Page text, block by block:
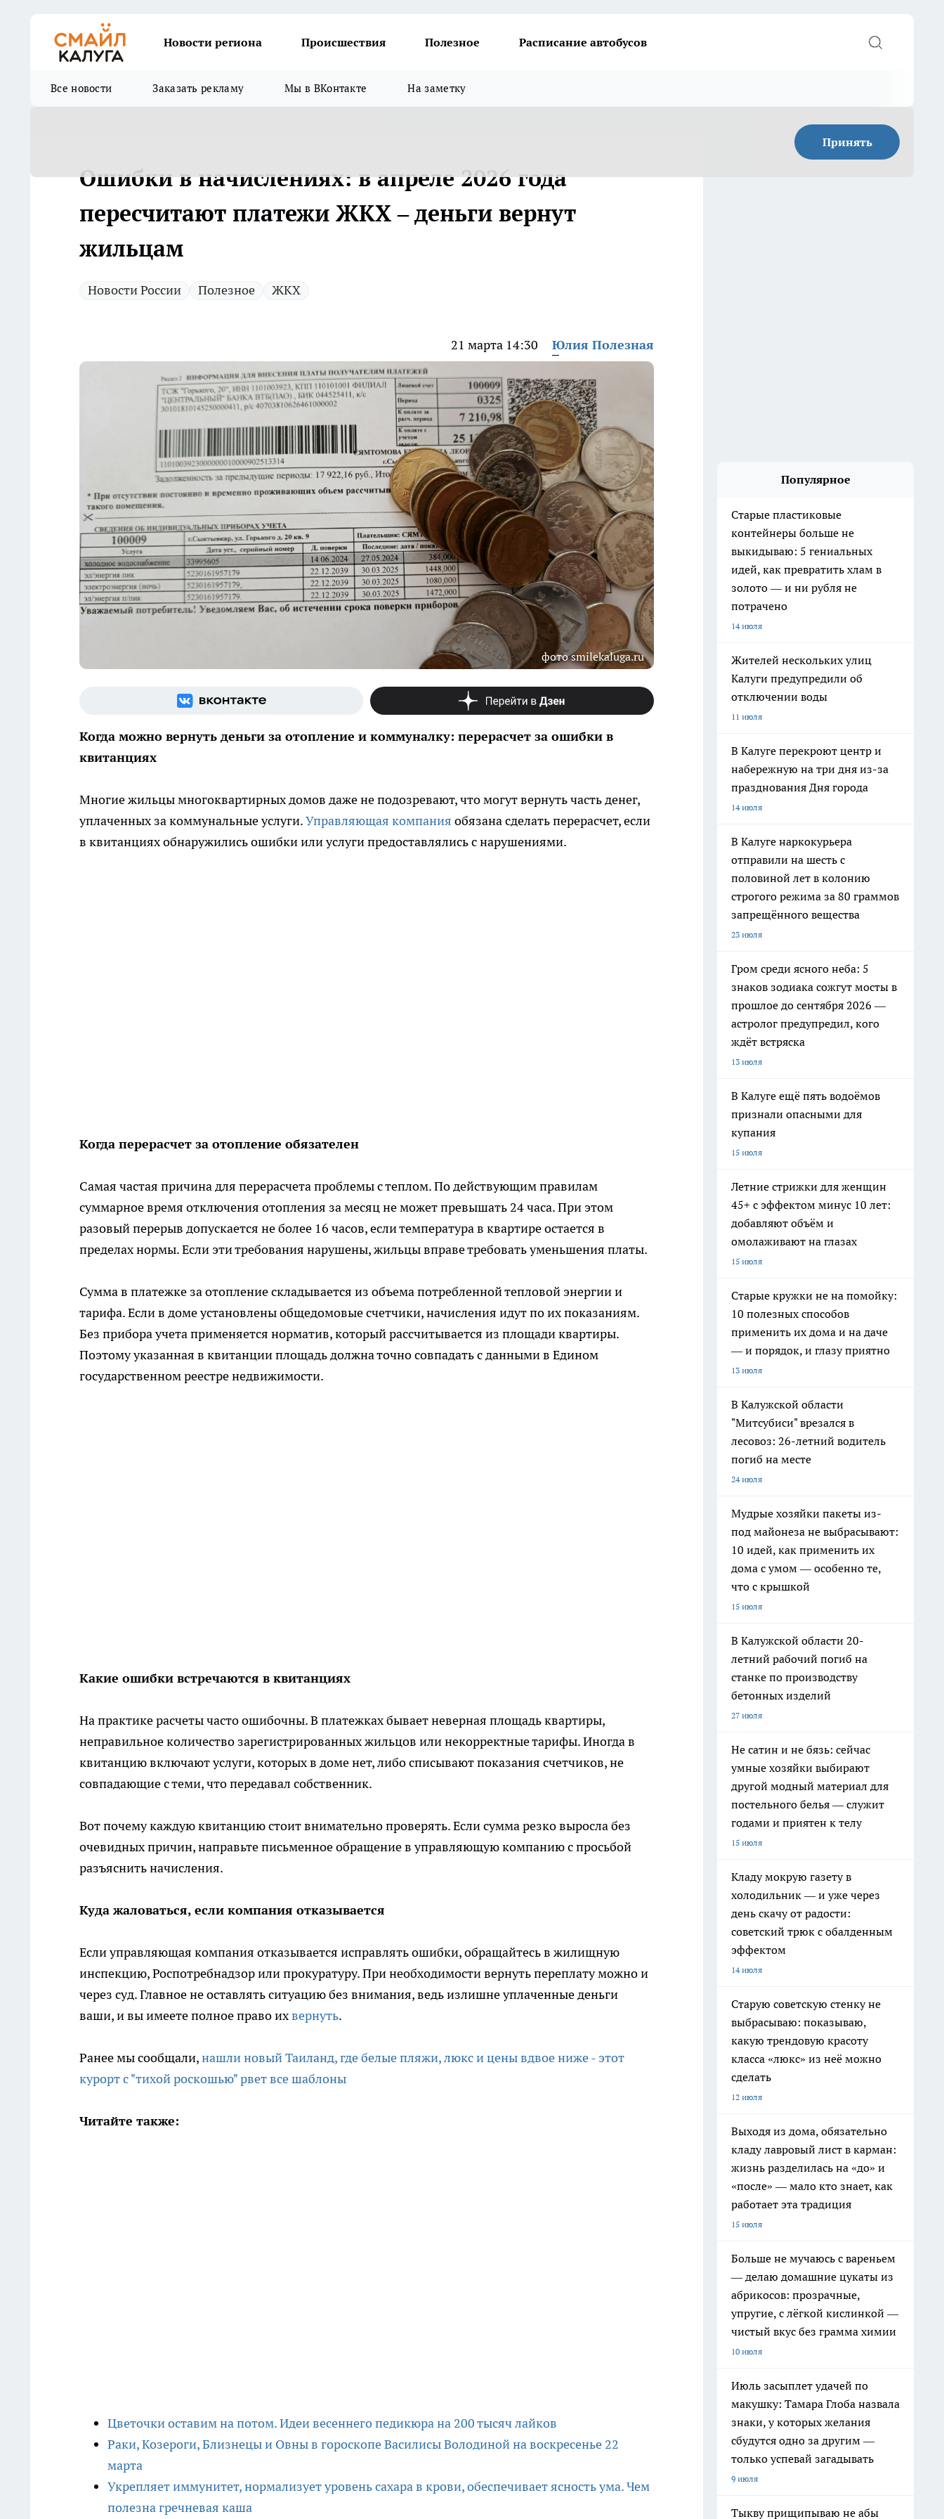
Новости региона Происшествия Полезное Расписание автобусов
Все новости Заказать рекламу Мы в ВКонтакте На заметку
Принять
Ошибки в начислениях: в апреле 2026 года
пересчитают платежи ЖКХ – деньги вернут
жильцам
Новости России Полезное ЖКХ
21 марта 14:30 Юлия Полезная
фото smilekaluga.ru
Когда можно вернуть деньги за отопление и коммуналку: перерасчет за ошибки в
квитанциях
Многие жильцы многоквартирных домов даже не подозревают, что могут вернуть часть денег,
уплаченных за коммунальные услуги.Управляющая компания обязана сделать перерасчет, если
в квитанциях обнаружились ошибки или услуги предоставлялись с нарушениями.
Когда перерасчет за отопление обязателен
Самая частая причина для перерасчета проблемы с теплом. По действующим правилам
суммарное время отключения отопления за месяц не может превышать 24 часа. При этом
разовый перерыв допускается не более 16 часов, если температура в квартире остается в
пределах нормы. Если эти требования нарушены, жильцы вправе требовать уменьшения платы.
Сумма в платежке за отопление складывается из объема потребленной тепловой энергии и
тарифа. Если в доме установлены общедомовые счетчики, начисления идут по их показаниям.
Без прибора учета применяется норматив, который рассчитывается из площади квартиры.
Поэтому указанная в квитанции площадь должна точно совпадать с данными в Едином
государственном реестре недвижимости.
Какие ошибки встречаются в квитанциях
На практике расчеты часто ошибочны. В платежках бывает неверная площадь квартиры,
неправильное количество зарегистрированных жильцов или некорректные тарифы. Иногда в
квитанцию включают услуги, которых в доме нет, либо списывают показания счетчиков, не
совпадающие с теми, что передавал собственник.
Вот почему каждую квитанцию стоит внимательно проверять. Если сумма резко выросла без
очевидных причин, направьте письменное обращение в управляющую компанию с просьбой
разъяснить начисления.
Куда жаловаться, если компания отказывается
Если управляющая компания отказывается исправлять ошибки, обращайтесь в жилищную
инспекцию, Роспотребнадзор или прокуратуру. При необходимости вернуть переплату можно и
через суд. Главное не оставлять ситуацию без внимания, ведь излишне уплаченные деньги
ваши, и вы имеете полное право ихвернуть.
Ранее мы сообщали,нашли новый Таиланд, где белые пляжи, люкс и цены вдвое ниже - этот
курорт с "тихой роскошью" рвет все шаблоны
Читайте также:
Цветочки оставим на потом. Идеи весеннего педикюра на 200 тысяч лайков
Раки, Козероги, Близнецы и Овны в гороскопе Василисы Володиной на воскресенье 22
марта
Укрепляет иммунитет, нормализует уровень сахара в крови, обеспечивает ясность ума. Чем
полезна гречневая каша
Популярное
Старые пластиковые
контейнеры больше не
выкидываю: 5 гениальных
идей, как превратить хлам в
золото — и ни рубля не
потрачено
14 июля
Жителей нескольких улиц
Калуги предупредили об
отключении воды
11 июля
В Калуге перекроют центр и
набережную на три дня из-за
празднования Дня города
14 июля
В Калуге наркокурьера
отправили на шесть с
половиной лет в колонию
строгого режима за 80 граммов
запрещённого вещества
23 июля
Гром среди ясного неба: 5
знаков зодиака сожгут мосты в
прошлое до сентября 2026 —
астролог предупредил, кого
ждёт встряска
13 июля
В Калуге ещё пять водоёмов
признали опасными для
купания
15 июля
Летние стрижки для женщин
45+ с эффектом минус 10 лет:
добавляют объём и
омолаживают на глазах
15 июля
Старые кружки не на помойку:
10 полезных способов
применить их дома и на даче
— и порядок, и глазу приятно
13 июля
В Калужской области
"Митсубиси" врезался в
лесовоз: 26-летний водитель
погиб на месте
24 июля
Мудрые хозяйки пакеты из-
под майонеза не выбрасывают:
10 идей, как применить их
дома с умом — особенно те,
что с крышкой
15 июля
В Калужской области 20-
летний рабочий погиб на
станке по производству
бетонных изделий
27 июля
Не сатин и не бязь: сейчас
умные хозяйки выбирают
другой модный материал для
постельного белья — служит
годами и приятен к телу
15 июля
Кладу мокрую газету в
холодильник — и уже через
день скачу от радости:
советский трюк с обалденным
эффектом
14 июля
Старую советскую стенку не
выбрасываю: показываю,
какую трендовую красоту
класса «люкс» из неё можно
сделать
12 июля
Выходя из дома, обязательно
кладу лавровый лист в карман:
жизнь разделилась на «до» и
«после» — мало кто знает, как
работает эта традиция
15 июля
Больше не мучаюсь с вареньем
— делаю домашние цукаты из
абрикосов: прозрачные,
упругие, с лёгкой кислинкой —
чистый вкус без грамма химии
10 июля
Июль засыплет удачей по
макушку: Тамара Глоба назвала
знаки, у которых желания
сбудутся одно за другим —
только успевай загадывать
9 июля
Тыкву прищипываю не абы